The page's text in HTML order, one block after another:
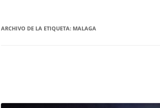
ARCHIVO DE LA ETIQUETA: MALAGA